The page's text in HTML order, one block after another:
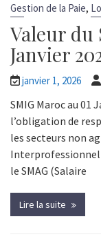
Gestion de la Paie,
Valeur du
Janvier
janvier 1, 2026
SMIG Maroc au 01
l’obligation de
les secteurs non
Interprofessionnel
le SMAG (Salaire
Lire la suite